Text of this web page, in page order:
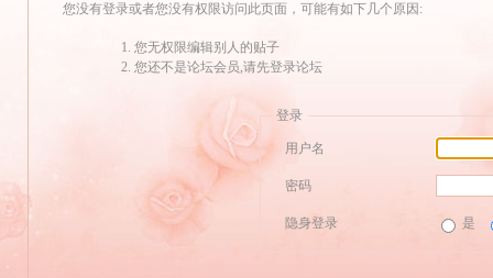
您没有登录或者您没有权限访问此页面，可能有如下几个原因:
您无权限编辑别人的贴子
您还不是论坛会员,请先登录论坛
登录
用户名
密码
隐身登录 是